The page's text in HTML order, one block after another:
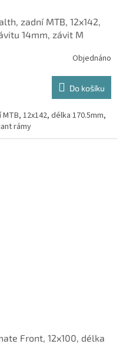
zadní MTB, 12x142,
14mm, závit M
Objednáno
Do košíku
12x142, délka 170.5mm,
rámy
Front, 12x100, délka